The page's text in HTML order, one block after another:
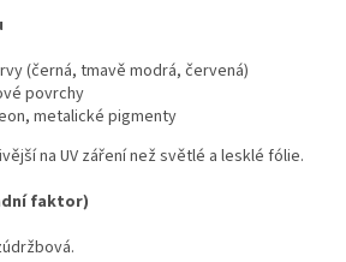
(černá, tmavě modrá, červená)
povrchy
metalické pigmenty
na UV záření než světlé a lesklé fólie.
faktor)